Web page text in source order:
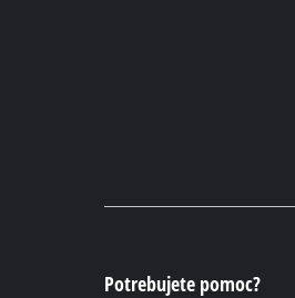
Potrebujete pomoc?